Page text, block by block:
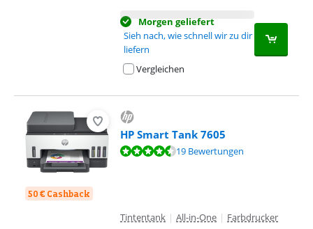
Morgen geliefert
Sieh nach, wie schnell wir zu dir
liefern
Vergleichen
50 € Cashback
HP Smart Tank 7605
Bewertet mit 8,9 von 10, basierend auf 19 Bewertungen.
19 Bewertungen
Tintentank | All-in-One | Farbdrucker